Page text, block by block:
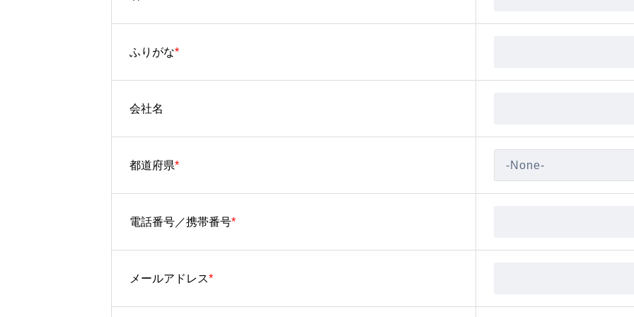
まるの会とは
初めての方へ
ふりがな*
会社名
都道府県*
電話番号／携帯番号*
メールアドレス*